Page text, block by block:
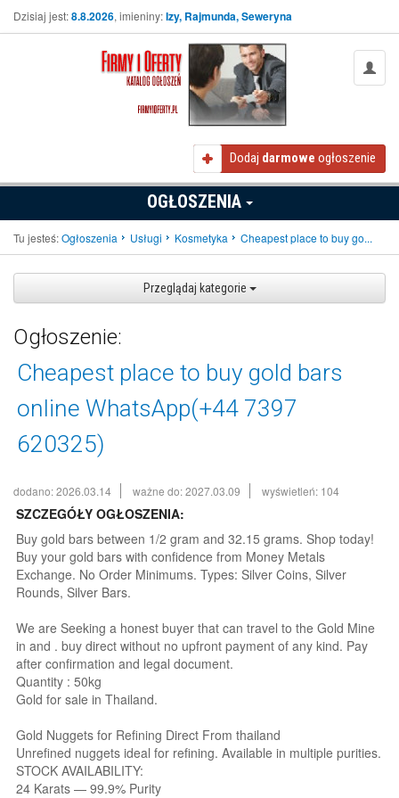
Dzisiaj jest:8.8.2026, imieniny:Izy, Rajmunda, Seweryna
Dodaj darmowe ogłoszenie
OGŁOSZENIA
Tu jesteś:Ogłoszenia Usługi Kosmetyka Cheapest place to buy go...
Przeglądaj kategorie
Ogłoszenie:
Cheapest place to buy gold bars
online WhatsApp(+44 7397
620325)
dodano: 2026.03.14 ważne do: 2027.03.09 wyświetleń: 104
SZCZEGÓŁY OGŁOSZENIA:
Buy gold bars between 1/2 gram and 32.15 grams. Shop today!
Buy your gold bars with confidence from Money Metals
Exchange. No Order Minimums. Types: Silver Coins, Silver
Rounds, Silver Bars.
We are Seeking a honest buyer that can travel to the Gold Mine
in and . buy direct without no upfront payment of any kind. Pay
after confirmation and legal document.
Quantity : 50kg
Gold for sale in Thailand.
Gold Nuggets for Refining Direct From thailand
Unrefined nuggets ideal for refining. Available in multiple purities.
STOCK AVAILABILITY:
24 Karats — 99.9% Purity